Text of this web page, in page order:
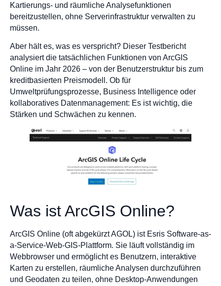
Kartierungs- und räumliche Analysefunktionen
bereitzustellen, ohne Serverinfrastruktur verwalten zu
müssen.
Aber hält es, was es verspricht? Dieser Testbericht
analysiert die tatsächlichen Funktionen von ArcGIS
Online im Jahr 2026 – von der Benutzerstruktur bis zum
kreditbasierten Preismodell. Ob für
Umweltprüfungsprozesse, Business Intelligence oder
kollaboratives Datenmanagement: Es ist wichtig, die
Stärken und Schwächen zu kennen.
Was ist ArcGIS Online?
ArcGIS Online (oft abgekürzt AGOL) ist Esris Software-as-
a-Service-Web-GIS-Plattform. Sie läuft vollständig im
Webbrowser und ermöglicht es Benutzern, interaktive
Karten zu erstellen, räumliche Analysen durchzuführen
und Geodaten zu teilen, ohne Desktop-Anwendungen